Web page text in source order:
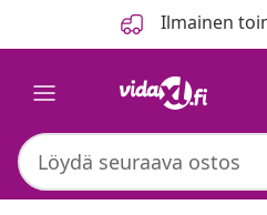
Ilmainen